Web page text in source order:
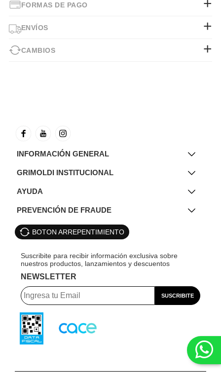
FORMAS DE PAGO
ENVÍOS
CAMBIOS
INFORMACIÓN GENERAL
GRIMOLDI INSTITUCIONAL
AYUDA
PREVENCIÓN DE FRAUDE
BOTON ARREPENTIMIENTO
NEWSLETTER